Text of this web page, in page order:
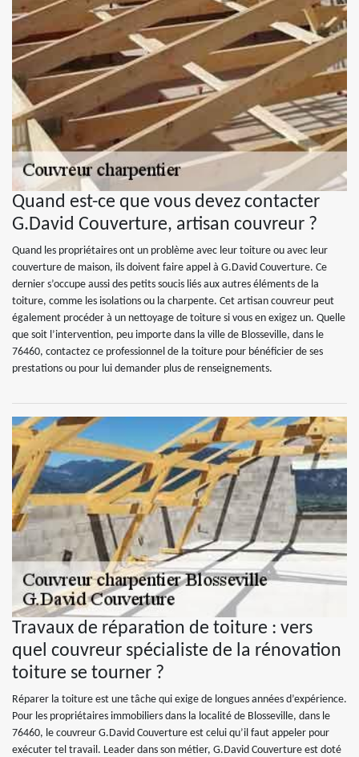
Quand est-ce que vous devez contacter
G.David Couverture, artisan couvreur ?
Quand les propriétaires ont un problème avec leur toiture ou avec leur
couverture de maison, ils doivent faire appel à G.David Couverture. Ce
dernier s’occupe aussi des petits soucis liés aux autres éléments de la
toiture, comme les isolations ou la charpente. Cet artisan couvreur peut
également procéder à un nettoyage de toiture si vous en exigez un. Quelle
que soit l’intervention, peu importe dans la ville de Blosseville, dans le
76460, contactez ce professionnel de la toiture pour bénéficier de ses
prestations ou pour lui demander plus de renseignements.
Travaux de réparation de toiture : vers
quel couvreur spécialiste de la rénovation
toiture se tourner ?
Réparer la toiture est une tâche qui exige de longues années d’expérience.
Pour les propriétaires immobiliers dans la localité de Blosseville, dans le
76460, le couvreur G.David Couverture est celui qu’il faut appeler pour
exécuter tel travail. Leader dans son métier, G.David Couverture est doté